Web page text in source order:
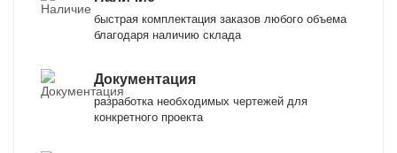
быстрая комплектация заказов любого объема
благодаря наличию склада
Документация
разработка необходимых чертежей для
конкретного проекта